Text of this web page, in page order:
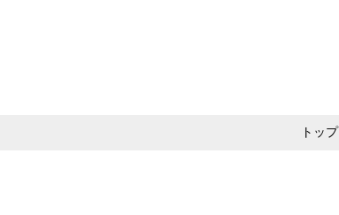
トップ